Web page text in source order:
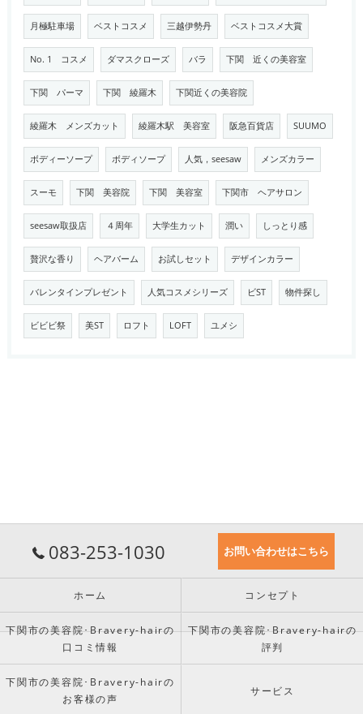
月極駐車場 ベストコスメ 三越伊勢丹 ベストコスメ大賞
No. 1 コスメ ダマスクローズ バラ 下関 近くの美容室
下関 パーマ 下関 綾羅木 下関近くの美容院
綾羅木 メンズカット 綾羅木駅 美容室 阪急百貨店 SUUMO
ボディーソープ ボディソープ 人気，seesaw メンズカラー
スーモ 下関 美容院 下関 美容室 下関市 ヘアサロン
seesaw取扱店 ４周年 大学生カット 潤い しっとり感
贅沢な香り ヘアバーム お試しセット デザインカラー
バレンタインプレゼント 人気コスメシリーズ ビST 物件探し
ビビビ祭 美ST ロフト LOFT ユメシ
083-253-1030 お問い合わせはこちら
ホーム コンセプト
下関市の美容院･Bravery-hairの
口コミ情報
下関市の美容院･Bravery-hairの
評判
下関市の美容院･Bravery-hairの
お客様の声
サービス